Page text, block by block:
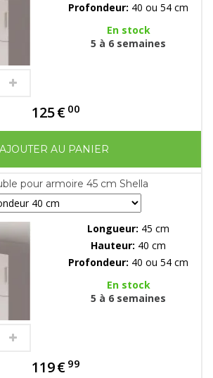
Profondeur: 40 ou 54 cm
En stock
5 à 6 semaines
125€ 00
AJOUTER AU PANIER
pour armoire 45 cm Shella
Longueur: 45 cm
Hauteur: 40 cm
Profondeur: 40 ou 54 cm
En stock
5 à 6 semaines
119€ 99